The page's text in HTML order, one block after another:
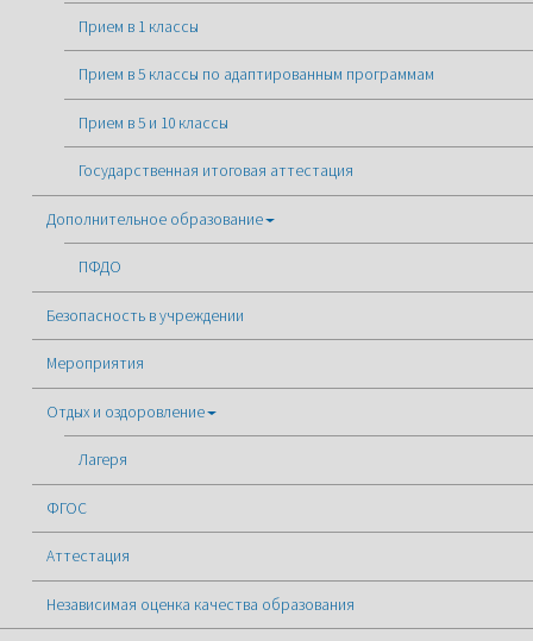
Прием в 1 классы
Прием в 5 классы по адаптированным программам
Прием в 5 и 10 классы
Государственная итоговая аттестация
Дополнительное образование
ПФДО
Безопасность в учреждении
Мероприятия
Отдых и оздоровление
Лагеря
ФГОС
Аттестация
Независимая оценка качества образования